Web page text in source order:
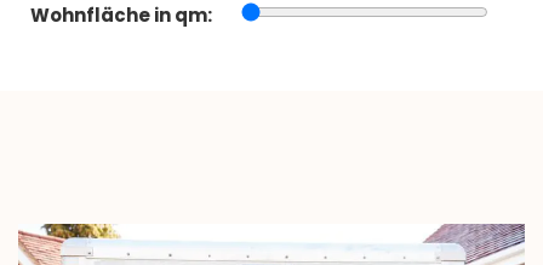
Wohnfläche in qm: